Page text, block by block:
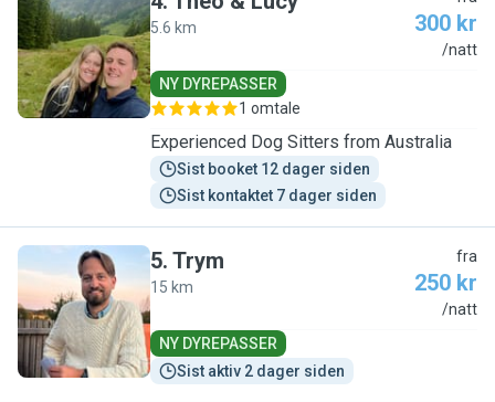
T
5.6 km 300 kr
/natt
NY DYREPASSER
1 omtale
Experienced Dog Sitters from Australia
Sist booket 12 dager siden
Sist kontaktet 7 dager siden
T
5. Trym
15 km
fra
250 kr
/natt
NY DYREPASSER
Sist aktiv 2 dager siden